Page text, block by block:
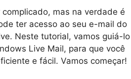
mas na verdade é
ter acesso ao seu e-mail do
Neste tutorial, vamos guiá-lo
Live Mail, para que você
e fácil. Vamos começar!